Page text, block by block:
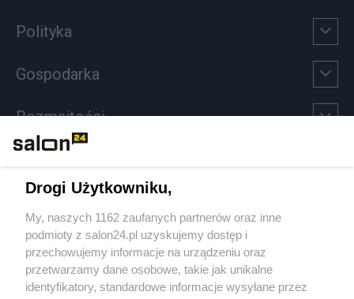
Polityka
Gospodarka
Rozmaitości
Sport
Społeczeństwo
Kultura
Drogi Użytkowniku,
My, naszych 1162 zaufanych partnerów oraz inne
podmioty z salon24.pl uzyskujemy dostęp i
przechowujemy informacje na urządzeniu oraz
przetwarzamy dane osobowe, takie jak unikalne
identyfikatory, standardowe informacje wysyłane przez